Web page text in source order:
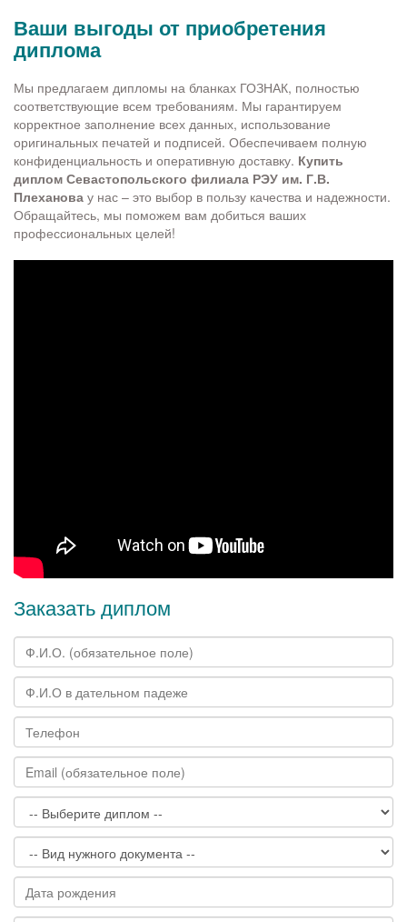
Ваши выгоды от приобретения
диплома
Мы предлагаем дипломы на бланках ГОЗНАК, полностью
соответствующие всем требованиям. Мы гарантируем
корректное заполнение всех данных, использование
оригинальных печатей и подписей. Обеспечиваем полную
конфиденциальность и оперативную доставку. Купить
диплом Севастопольского филиала РЭУ им. Г.В.
Плеханова у нас – это выбор в пользу качества и надежности.
Обращайтесь, мы поможем вам добиться ваших
профессиональных целей!
Заказать диплом